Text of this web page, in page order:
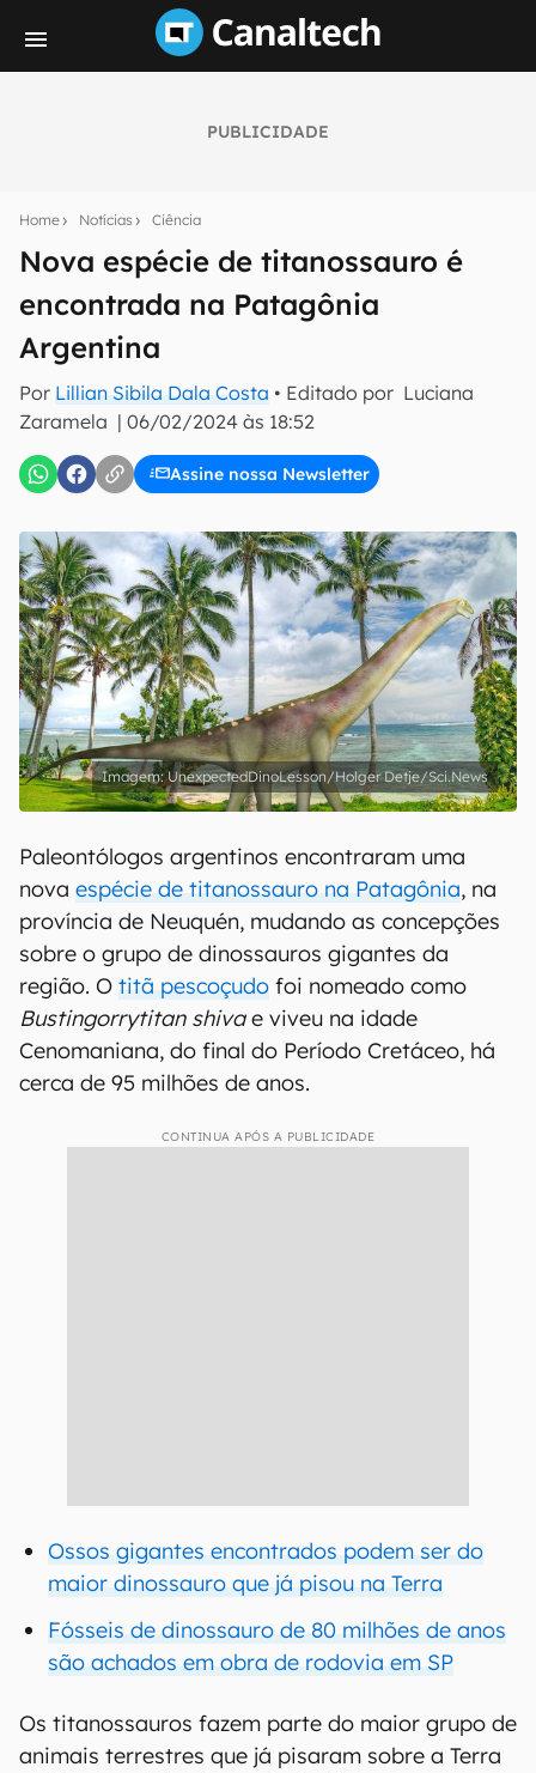
PUBLICIDADE
Home Notícias Ciência
Nova espécie de titanossauro é
encontrada na Patagônia
Argentina
Por Lillian Sibila Dala Costa • Editado por Luciana
Zaramela | 06/02/2024 às 18:52
Assine nossa Newsletter
notícias e reviews sobre tecnologia em primeira
E-mail
inscreva-se
Confirmo que li, aceito e concordo com os Termos de
Uso e Política de Privacidade do Canaltech.
UnexpectedDinoLesson/Holger Detje/Sci.News
Paleontólogos argentinos encontraram uma
nova espécie de titanossauro na Patagônia, na
província de Neuquén, mudando as concepções
sobre o grupo de dinossauros gigantes da
região. O titã pescoçudo foi nomeado como
Bustingorrytitan shivae viveu na idade
Cenomaniana, do final do Período Cretáceo, há
cerca de 95 milhões de anos.
CONTINUA APÓS A PUBLICIDADE
Ossos gigantes encontrados podem ser do
maior dinossauro que já pisou na Terra
Fósseis de dinossauro de 80 milhões de anos
são achados em obra de rodovia em SP
Os titanossauros fazem parte do maior grupo de
animais terrestres que já pisaram sobre a Terra